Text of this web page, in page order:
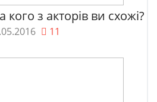
з акторів ви схожі?
11